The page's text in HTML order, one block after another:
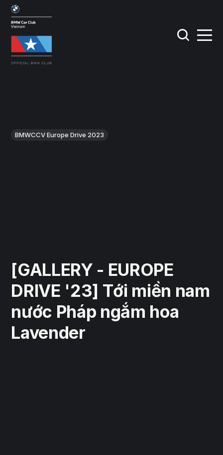
BMWCCV Europe Drive 2023
[GALLERY - EUROPE
DRIVE '23] Tới miền nam
nước Pháp ngắm hoa
Lavender